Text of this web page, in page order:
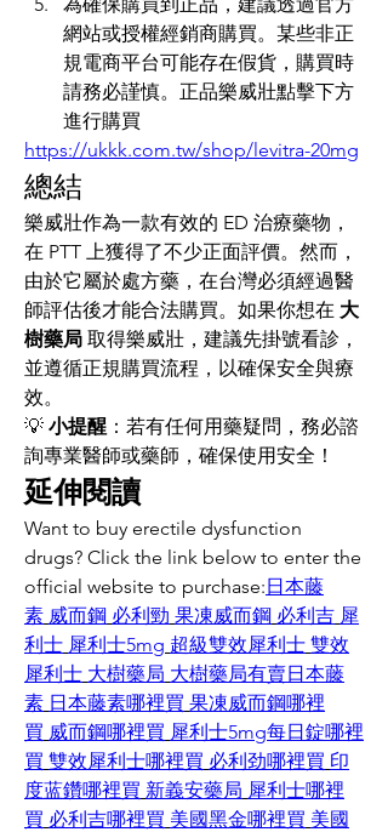
網站或授權經銷商購買。某些非正
規電商平台可能存在假貨，購買時
請務必謹慎。正品樂威壯點擊下方
進行購買
https://ukkk.com.tw/shop/levitra-20mg
總結
樂威壯作為一款有效的 ED 治療藥物，
在 PTT 上獲得了不少正面評價。然而，
由於它屬於處方藥，在台灣必須經過醫
師評估後才能合法購買。如果你想在 大
樹藥局 取得樂威壯，建議先掛號看診，
並遵循正規購買流程，以確保安全與療
效。
💡 小提醒 ：若有任何用藥疑問，務必諮
詢專業醫師或藥師，確保使用安全！
延伸閱讀
Want to buy erectile dysfunction
drugs? Click the link below to enter the
official website to purchase:日本藤
素 威而鋼 必利勁 果凍威而鋼 必利吉 犀
利士 犀利士5mg 超級雙效犀利士 雙效
犀利士 大樹藥局 大樹藥局有賣日本藤
素 日本藤素哪裡買 果凍威而鋼哪裡
買 威而鋼哪裡買 犀利士5mg每日錠哪裡
買 雙效犀利士哪裡買 必利劲哪裡買 印
度蓝鑽哪裡買 新義安藥局 犀利士哪裡
買 必利吉哪裡買 美國黑金哪裡買 美國